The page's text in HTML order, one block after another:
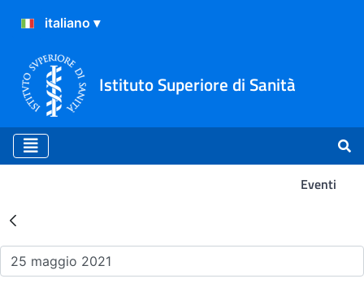
Istituto Superiore di Sanità
Eventi
Risultati della Ricerca -